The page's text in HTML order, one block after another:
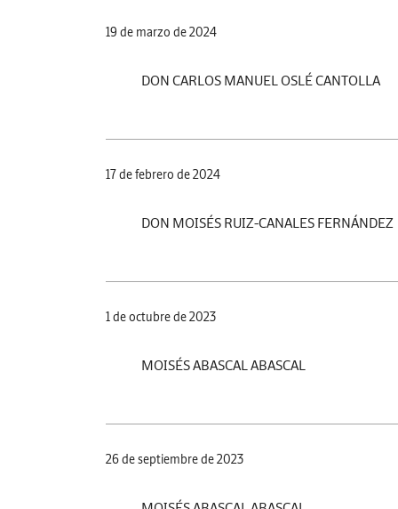
19 de marzo de 2024
DON CARLOS MANUEL OSLÉ CANTOLLA
17 de febrero de 2024
DON MOISÉS RUIZ-CANALES FERNÁNDEZ
1 de octubre de 2023
MOISÉS ABASCAL ABASCAL
26 de septiembre de 2023